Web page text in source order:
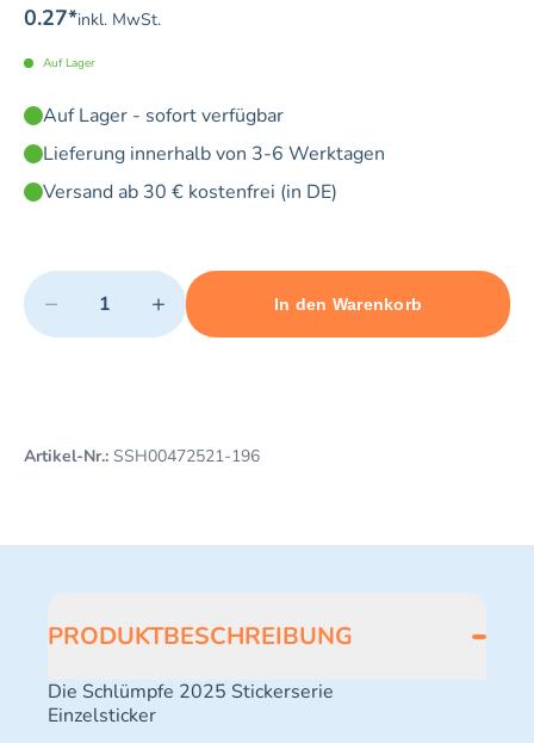
0.27*inkl. MwSt.
Auf Lager
Auf Lager - sofort verfügbar
Lieferung innerhalb von 3-6 Werktagen
Versand ab 30 € kostenfrei (in DE)
Quantity
− +
Minimum quantity: 1 Maximum quantity: 3
In den Warenkorb
Add 1 item to cart
Artikel-Nr.: SSH00472521-196
PRODUKTBESCHREIBUNG
Die Schlümpfe 2025 Stickerserie
Einzelsticker